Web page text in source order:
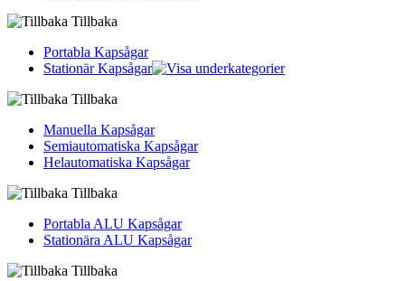
Tillbaka
Portabla Kapsågar
Stationär Kapsågar
Tillbaka
Manuella Kapsågar
Semiautomatiska Kapsågar
Helautomatiska Kapsågar
Tillbaka
Portabla ALU Kapsågar
Stationära ALU Kapsågar
Tillbaka